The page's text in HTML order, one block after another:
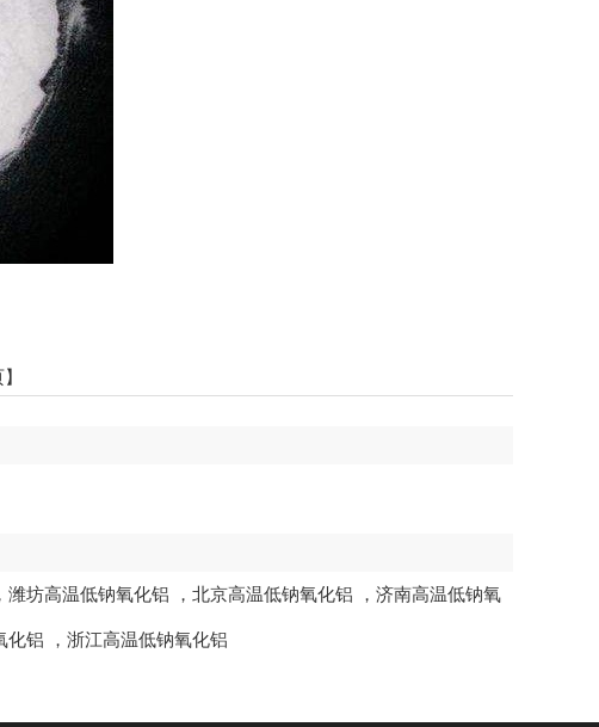
潍坊高温低钠氧化铝 ， 北京高温低钠氧化铝 ， 济南高温低钠氧
化铝 ， 浙江高温低钠氧化铝